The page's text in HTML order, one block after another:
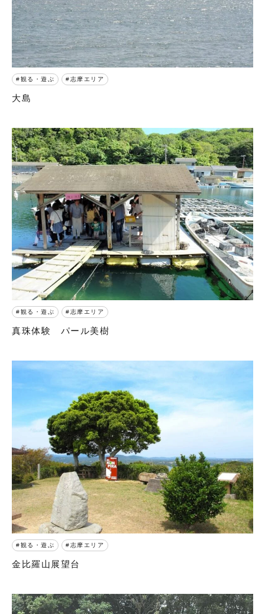
観る・遊ぶ 志摩エリア
大島
観る・遊ぶ 志摩エリア
真珠体験 パール美樹
観る・遊ぶ 志摩エリア
金比羅山展望台